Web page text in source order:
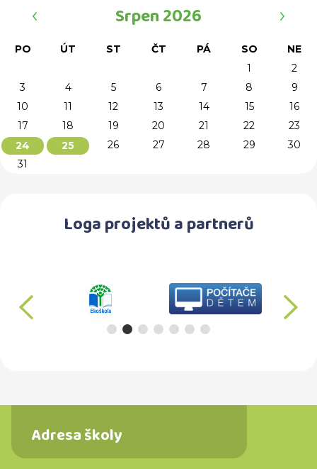
Srpen 2026
PO ÚT ST ČT PÁ SO
NE
1
2
3
4 5 6 7 8
9
10
11 12 13 14 15
16
17
18 19 20 21 22
23
24
25 26 27 28 29
30
31
Loga projektů a partnerů
předchozí
Adresa školy